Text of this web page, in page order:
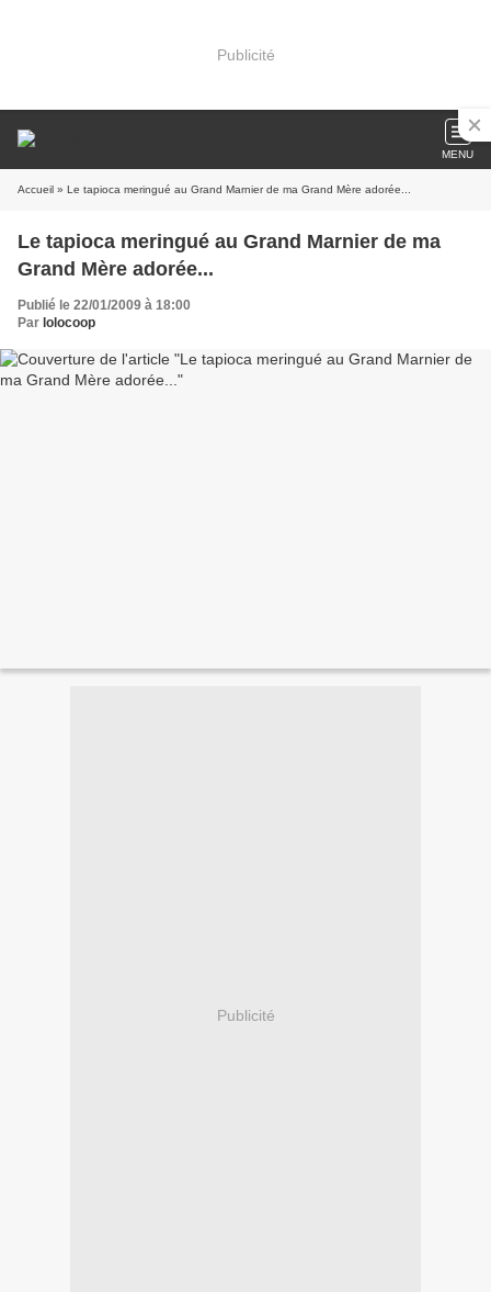
Publicité
MENU
Accueil » Le tapioca meringué au Grand Marnier de ma Grand Mère adorée...
Le tapioca meringué au Grand Marnier de ma
Grand Mère adorée...
Publié le 22/01/2009 à 18:00
Par lolocoop
Publicité